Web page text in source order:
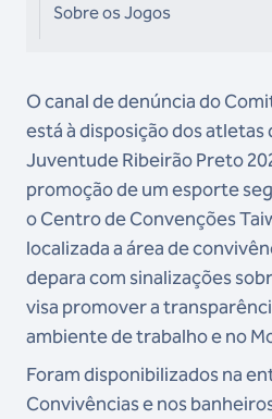
Sobre os Jogos
O canal de denúncia do
está à disposição dos atletas
Juventude Ribeirão Preto
promoção de um esporte
o Centro de Convenções
localizada a área de
depara com sinalizações
visa promover a
ambiente de trabalho e no
Foram disponibilizados na
Convivências e nos